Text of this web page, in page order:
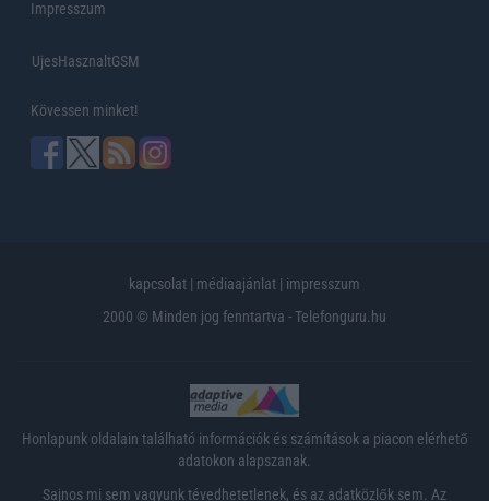
Impresszum
UjesHasznaltGSM
Kövessen minket!
kapcsolat | médiaajánlat | impresszum
2000 © Minden jog fenntartva - Telefonguru.hu
Honlapunk oldalain található információk és számítások a piacon elérhető
adatokon alapszanak.
Sajnos mi sem vagyunk tévedhetetlenek, és az adatközlők sem. Az